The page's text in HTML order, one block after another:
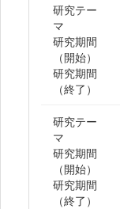
研究テー
マ
研究期間
（開始）
研究期間
（終了）
研究テー
マ
研究期間
（開始）
研究期間
（終了）